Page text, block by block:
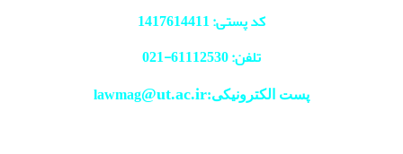
کد پستی: 1417614411
تلفن: 61112530-
021
پست الکترونیکی:lawmag@ut.ac.ir